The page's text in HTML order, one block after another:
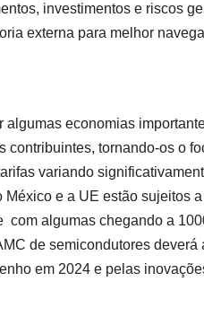
investimentos e riscos
externa para melhor
economias
contribuintes, tornando-os o
variando
e a UE estão sujeitos
com algumas chegando a
de semicondutores deverá
em 2024 e pelas